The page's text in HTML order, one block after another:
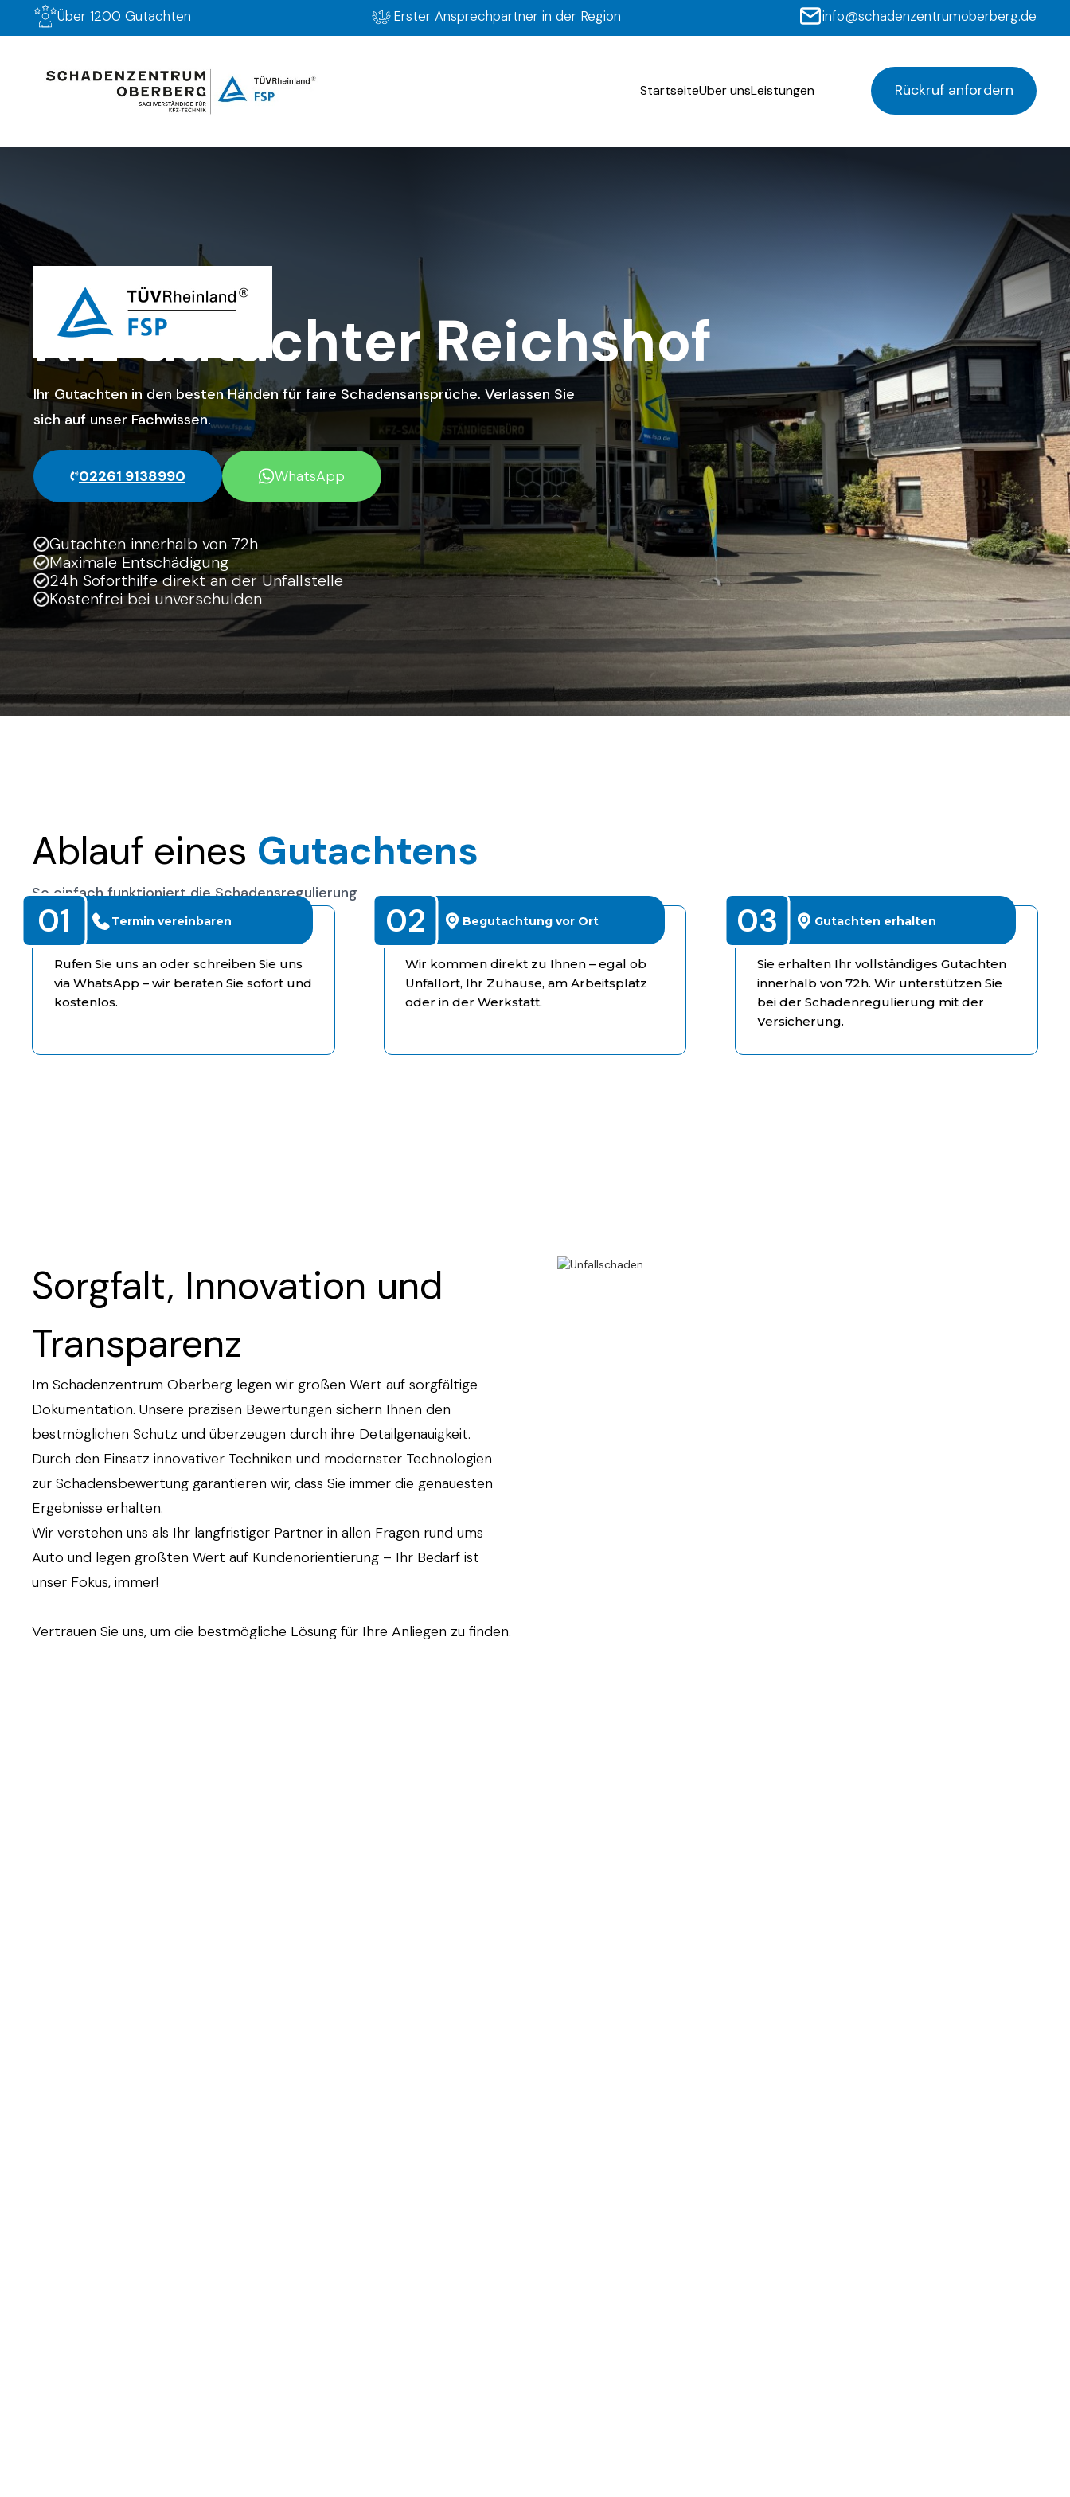
Über 1200 Gutachten Erster Ansprechpartner in der Region info@schadenzentrumoberberg.de
StartseiteÜber unsLeistungen Rückruf anfordern
Kfz Gutachter Reichshof
Ihr Gutachten in den besten Händen für faire Schadensansprüche. Verlassen Sie
sich auf unser Fachwissen.
02261 9138990 WhatsApp
Gutachten innerhalb von 72h
Maximale Entschädigung
24h Soforthilfe direkt an der Unfallstelle
Kostenfrei bei unverschulden
Ablauf eines Gutachtens
So einfach funktioniert die Schadensregulierung
Termin vereinbaren
01
Rufen Sie uns an oder schreiben Sie uns
via WhatsApp – wir beraten Sie sofort und
kostenlos.
Begutachtung vor Ort
02
Wir kommen direkt zu Ihnen – egal ob
Unfallort, Ihr Zuhause, am Arbeitsplatz
oder in der Werkstatt.
03 Gutachten erhalten
Sie erhalten Ihr vollständiges Gutachten
innerhalb von 72h. Wir unterstützen Sie
bei der Schadenregulierung mit der
Versicherung.
Sorgfalt, Innovation und
Transparenz
Im Schadenzentrum Oberberg legen wir großen Wert auf sorgfältige
Dokumentation. Unsere präzisen Bewertungen sichern Ihnen den
bestmöglichen Schutz und überzeugen durch ihre Detailgenauigkeit.
Durch den Einsatz innovativer Techniken und modernster Technologien
zur Schadensbewertung garantieren wir, dass Sie immer die genauesten
Ergebnisse erhalten.
Wir verstehen uns als Ihr langfristiger Partner in allen Fragen rund ums
Auto und legen größten Wert auf Kundenorientierung – Ihr Bedarf ist
unser Fokus, immer!
Vertrauen Sie uns, um die bestmögliche Lösung für Ihre Anliegen zu finden.